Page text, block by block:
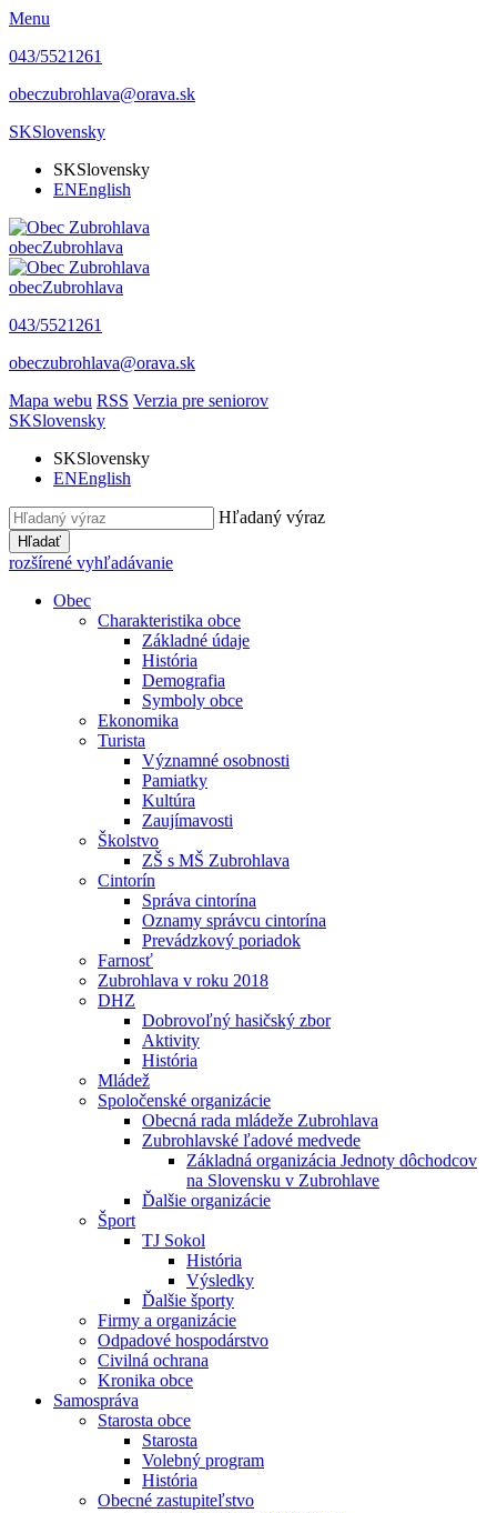
Menu
043/5521261
obeczubrohlava@orava.sk
SKSlovensky
SKSlovensky
ENEnglish
obecZubrohlava
obecZubrohlava
043/5521261
obeczubrohlava@orava.sk
Mapa webu RSS Verzia pre seniorov
SKSlovensky
SKSlovensky
ENEnglish
Hľadaný výraz
Hľadať
rozšírené vyhľadávanie
Obec
Charakteristika obce
Základné údaje
História
Demografia
Symboly obce
Ekonomika
Turista
Významné osobnosti
Pamiatky
Kultúra
Zaujímavosti
Školstvo
ZŠ s MŠ Zubrohlava
Cintorín
Správa cintorína
Oznamy správcu cintorína
Prevádzkový poriadok
Farnosť
Zubrohlava v roku 2018
DHZ
Dobrovoľný hasičský zbor
Aktivity
História
Mládež
Spoločenské organizácie
Obecná rada mládeže Zubrohlava
Zubrohlavské ľadové medvede
Základná organizácia Jednoty dôchodcov
na Slovensku v Zubrohlave
Ďalšie organizácie
Šport
TJ Sokol
História
Výsledky
Ďalšie športy
Firmy a organizácie
Odpadové hospodárstvo
Civilná ochrana
Kronika obce
Samospráva
Starosta obce
Starosta
Volebný program
História
Obecné zastupiteľstvo